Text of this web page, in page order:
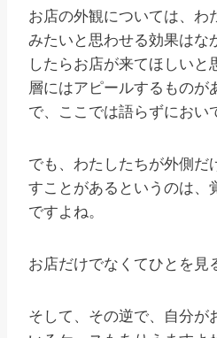
お店の外観については、わ
みたいと思わせる効果はな
したらお店が来てほしいと
層にはアピールするものが
で、ここでは語らずにおい
でも、わたしたちが外側だ
すことがあるというのは、
ですよね。
お店だけでなくてひとを見
そして、その逆で、自分が